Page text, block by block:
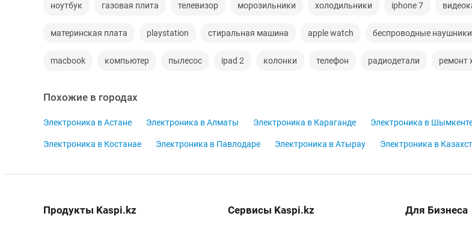
ноутбук газовая плита телевизор морозильники холодильники iphone 7
материнская плата playstation стиральная машина apple watch беспроводные наушники
macbook компьютер пылесос ipad 2 колонки телефон радиодетали ремонт
Похожие в городах
Электроника в Астане Электроника в Алматы Электроника в Караганде Электроника в
Электроника в Костанае Электроника в Павлодаре Электроника в Атырау Электроника в
Продукты Kaspi.kz Сервисы Kaspi.kz Для Бизнеса